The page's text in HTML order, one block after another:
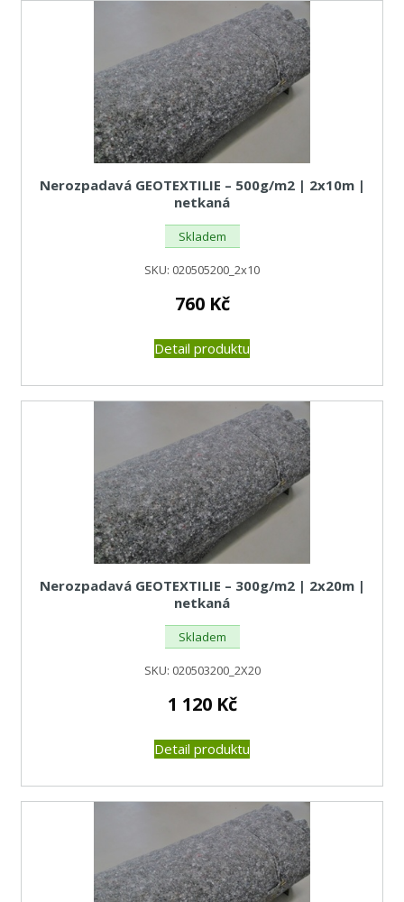
Nerozpadavá GEOTEXTILIE – 500g/m2 | 2x10m |
netkaná
Skladem
SKU: 020505200_2x10
760 Kč
Detail produktu
Nerozpadavá GEOTEXTILIE – 300g/m2 | 2x20m |
netkaná
Skladem
SKU: 020503200_2X20
1 120 Kč
Detail produktu